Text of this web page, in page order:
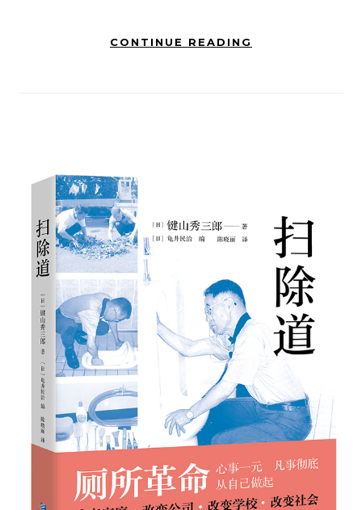
CONTINUE READING